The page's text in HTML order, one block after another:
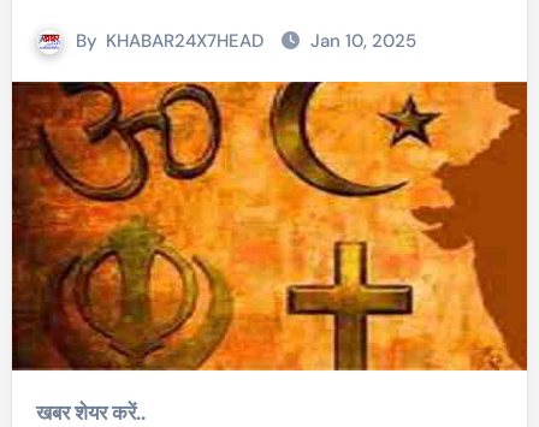
By KHABAR24X7HEAD Jan 10, 2025
खबर शेयर करें..